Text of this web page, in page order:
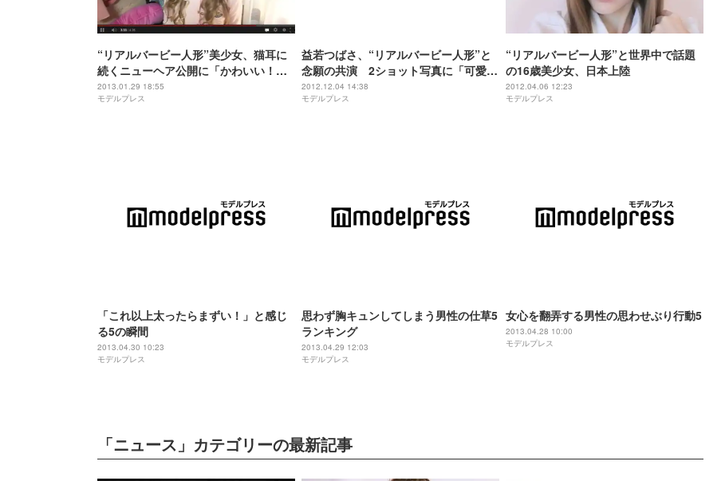
“リアルバービー人形”美少女、猫耳に
続くニューヘア公開に「かわいい！」
の声
2013.01.29 18:55
モデルプレス
益若つばさ、“リアルバービー人形”と
念願の共演 2ショット写真に「可愛す
ぎる」の声
2012.12.04 14:38
モデルプレス
“リアルバービー人形”と世界中で話題
の16歳美少女、日本上陸
2012.04.06 12:23
モデルプレス
「これ以上太ったらまずい！」と感じ
る5の瞬間
2013.04.30 10:23
モデルプレス
思わず胸キュンしてしまう男性の仕草5
ランキング
2013.04.29 12:03
モデルプレス
女心を翻弄する男性の思わせぶり行動5
2013.04.28 10:00
モデルプレス
「ニュース」カテゴリーの最新記事